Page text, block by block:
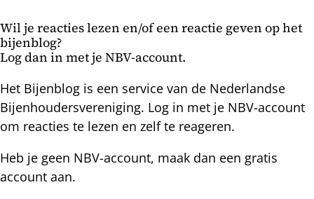
Wil je reacties lezen en/of een reactie geven op het
bijenblog?
Log dan in met je NBV-account.
Het Bijenblog is een service van de Nederlandse
Bijenhoudersvereniging. Log in met je NBV-account
om reacties te lezen en zelf te reageren.
Heb je geen NBV-account, maak dan een gratis
account aan.